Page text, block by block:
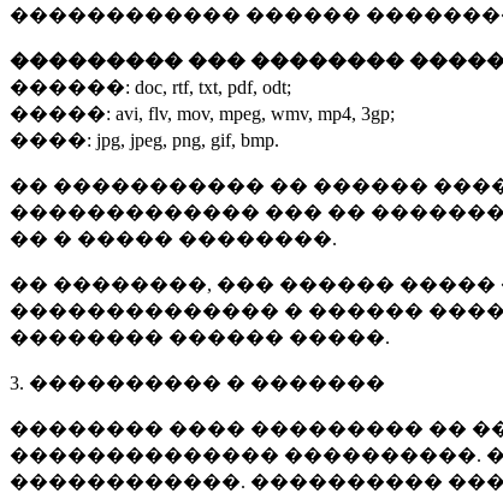
������������ ������
��������� ��� ��������
������: doc, rtf, txt, pdf, odt;
�����: avi, flv, mov, mpeg, wmv, mp4, 3gp;
����: jpg, jpeg, png, gif, bmp.
�� ����������� �� ������
������������� ��� ��
�� � ����� ��������.
�� ��������, ��� ������
�������������� � ������
�������� ������ �����.
3. ���������� � �������
�������� ���� ��������� ��
�������������� ����������.
������������. ����������